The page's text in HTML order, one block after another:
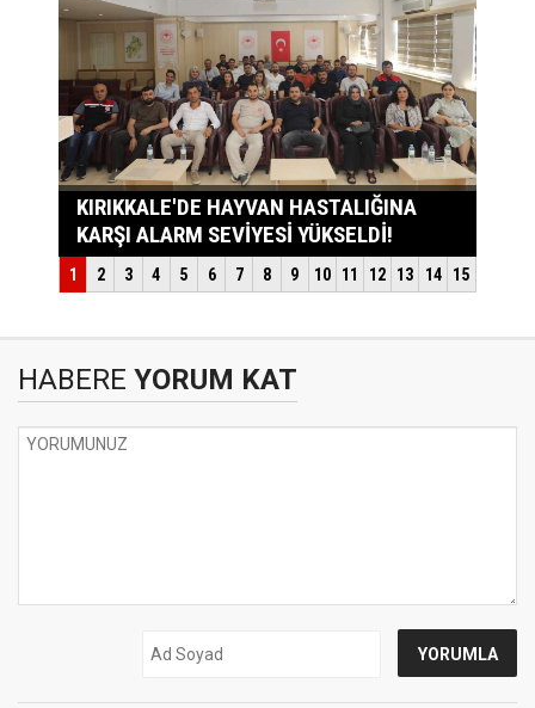
HABERE YORUM KAT